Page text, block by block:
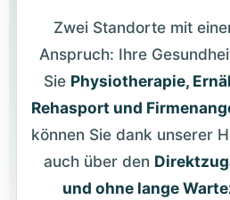
Zwei Standorte mit
Anspruch: Ihre
Sie Physiotherapie,
Rehasport und
können Sie dank unserer
auch über den
und ohne lange